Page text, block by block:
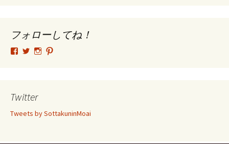
ブ
フォローしてね！
tsutomu.hattori.33
フ
ー
SottakuninMoai
フ
ー
tsutomu.hattori.33
ー ー
Twitter
Tweets by SottakuninMoai